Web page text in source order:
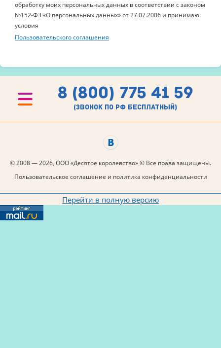
обработку моих персональных данных в соответствии с законом
№152-ФЗ «О персональных данных» от 27.07.2006 и принимаю
условия
Пользовательского соглашения
8 (800) 775 41 59
(звонок по рф бесплатный)
© 2008 — 2026, ООО «Десятое королевство» © Все права защищены.
Пользовательское соглашение и политика конфиденциальности
Перейти в полную версию